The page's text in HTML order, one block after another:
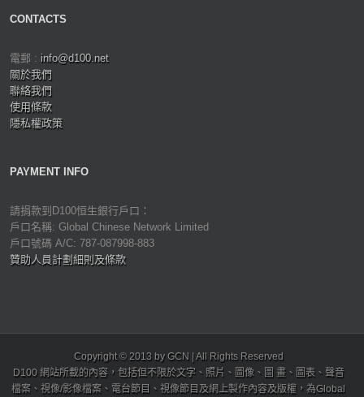
CONTACTS
電郵 : info@d100.net
關於我們
聯絡我們
使用條款
隱私權政策
PAYMENT INFO
請捐款到D100恒生銀行戶口：
戶口名稱: Global Chinese Network Limited
戶口號碼 A/C: 787-087998-883
贊助人員計劃細則及條款
Copyright © 2013 by GCN | All Rights Reserved
D100 網站所載的內容，包括但不限於文字、照片、圖像、圖 畫、圖表、聲音
檔案、視像/影像檔案、電台節目、視像節目及網上製作內容及版權，為Global